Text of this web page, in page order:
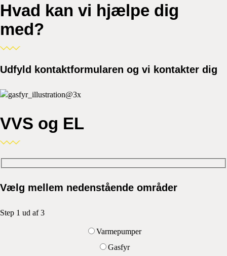
Hvad kan vi hjælpe dig
med?
Udfyld kontaktformularen og vi kontakter dig
VVS og EL
Vælg mellem nedenstående områder
Step 1 ud af 3
Varmepumper
Gasfyr